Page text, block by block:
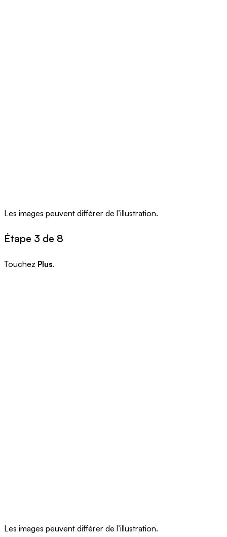
Les images peuvent différer de l’illustration.
Étape 3 de 8
Touchez Plus.
Les images peuvent différer de l’illustration.